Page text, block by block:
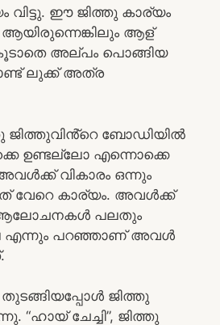
വിട്ടു. ഈ ജിത്തു കാര്യം
ആയിരുന്നെങ്കിലും ആള്
അല്പം പൊങ്ങിയ
ലുക്ക് അത്ര
ബോഡിയിൽ
ഉണ്ടല്ലോ എന്നൊക്കെ
അവൾക്ക് വികാരം ഒന്നും
വേറെ കാര്യം. അവൾക്ക്
ആലോചനകൾ പലതും
എന്നും പറഞ്ഞാണ് അവൾ
ജിത്തു
“ഹായ് ചേച്ചി”, ജിത്തു